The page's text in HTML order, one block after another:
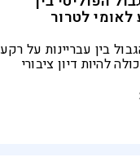
לאומי לטרור
בין עבריינות על רקע
להיות דיון ציבורי